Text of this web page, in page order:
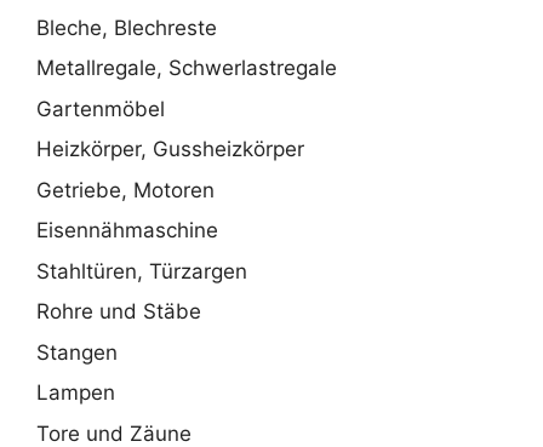
Bleche, Blechreste
Metallregale, Schwerlastregale
Gartenmöbel
Heizkörper, Gussheizkörper
Getriebe, Motoren
Eisennähmaschine
Stahltüren, Türzargen
Rohre und Stäbe
Stangen
Lampen
Tore und Zäune